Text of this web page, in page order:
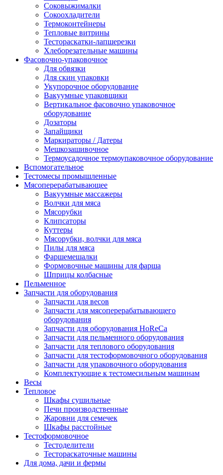
Соковыжималки
Сокоохладители
Термоконтейнеры
Тепловые витрины
Тестораскатки-лапшерезки
Хлеборезательные машины
Фасовочно-упаковочное
Для обвязки
Для скин упаковки
Укупорочное оборудование
Вакуумные упаковщики
Вертикальное фасовочно упаковочное
оборудование
Дозаторы
Запайщики
Маркираторы / Датеры
Мешкозашивочное
Термоусадочное термоупаковочное оборудование
Вспомогательное
Тестомесы промышленные
Мясоперерабатывающее
Вакуумные массажеры
Волчки для мяса
Мясорубки
Клипсаторы
Куттеры
Мясорубки, волчки для мяса
Пилы для мяса
Фаршемешалки
Формовочные машины для фарша
Шприцы колбасные
Пельменное
Запчасти для оборудования
Запчасти для весов
Запчасти для мясоперерабатывающего
оборудования
Запчасти для оборудования HoReCa
Запчасти для пельменного оборудования
Запчасти для теплового оборудования
Запчасти для тестоформовочного оборудования
Запчасти для упаковочного оборудования
Комплектующие к тестомесильным машинам
Весы
Тепловое
Шкафы сушильные
Печи производственные
Жаровни для семечек
Шкафы расстойные
Тестоформовочное
Тестоделители
Тестораскаточные машины
Для дома, дачи и фермы